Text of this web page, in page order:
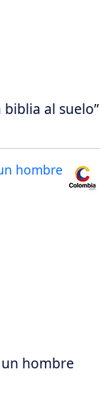
al suelo”
hombre